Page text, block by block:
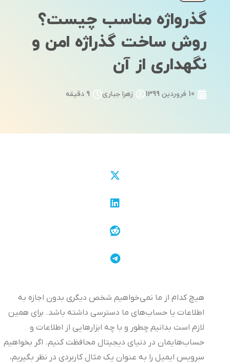
گذرواژه مناسب چیست؟
روش ساخت گذراژه امن و
نگهداری از آن
10 فروردین 1399 زهرا جباری 9 دقیقه
هیچ‌ کدام از ما نمی‌خواهیم شخص دیگری بدون اجازه به
اطلاعات یا حساب‌های ما دسترسی داشته باشد. برای همین
لازم است بدانیم چطور و با چه ابزارهایی از اطلاعات و
حساب‌هایمان در دنیای دیجیتال محافظت کنیم. اگر بخواهیم
سرویس ایمیل را به عنوان یک مثال کاربردی در نظر بگیریم،